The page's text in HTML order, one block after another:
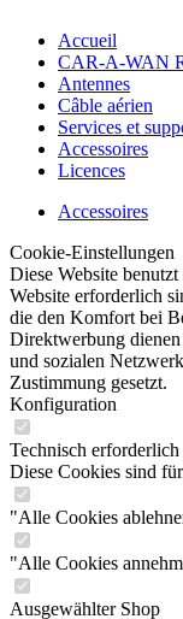
Accueil
CAR-A-WAN
Antennes
Câble aérien
Services et
Accessoires
Licences
Accessoires
Cookie-Einstellungen
Diese Website
Website erforderlich
die den Komfort bei
Direktwerbung
und sozialen
Zustimmung gesetzt.
Konfiguration
Technisch erforderlich
Diese Cookies sind
"Alle Cookies
"Alle Cookies
Ausgewählter Shop